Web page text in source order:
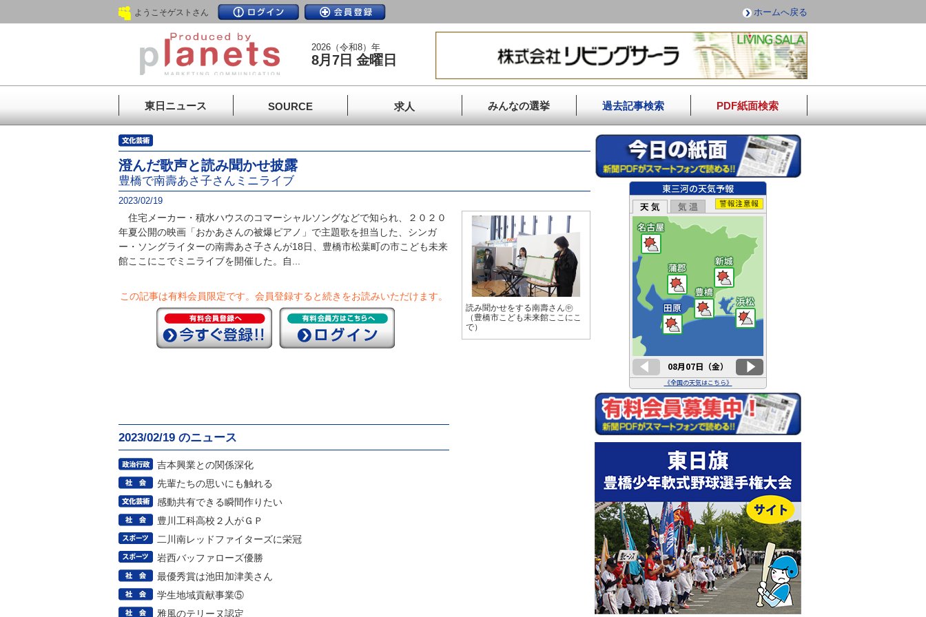
ようこそゲストさん ホームへ戻る
2026（令和8）年
8月7日 金曜日
東日ニュース SOURCE 求人 みんなの選挙 過去記事検索 PDF紙面検索
澄んだ歌声と読み聞かせ披露
豊橋で南壽あさ子さんミニライブ
2023/02/19
住宅メーカー・積水ハウスのコマーシャルソングなどで知られ、２０２０
年夏公開の映画「おかあさんの被爆ピアノ」で主題歌を担当した、シンガ
ー・ソングライターの南壽あさ子さんが18日、豊橋市松葉町の市こども未来
館ここにこでミニライブを開催した。自...
この記事は有料会員限定です。 会員登録すると続きをお読みいただけます。
2023/02/19 のニュース
吉本興業との関係深化
先輩たちの思いにも触れる
感動共有できる瞬間作りたい
豊川工科高校２人がＧＰ
二川南レッドファイターズに栄冠
岩西バッファローズ優勝
最優秀賞は池田加津美さん
学生地域貢献事業⑤
雅風のテリーヌ認定
読み聞かせをする南壽さん㊥
（豊橋市こども未来館ここにこ
で）